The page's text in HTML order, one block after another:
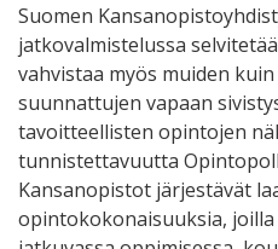
Suomen
jatkovalmistelussa
vahvistaa myös muiden
suunnattujen vapaan
tavoitteellisten opintojen
tunnistettavuutta
Kansanopistot järjestävät
opintokokonaisuuksia,